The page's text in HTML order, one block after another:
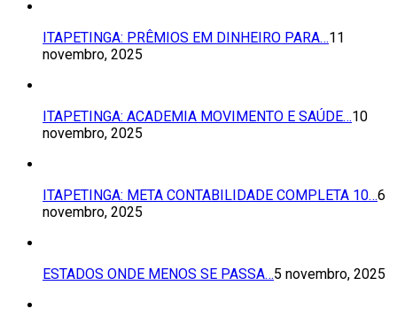
ITAPETINGA: PRÊMIOS EM DINHEIRO PARA…11
novembro, 2025
ITAPETINGA: ACADEMIA MOVIMENTO E SAÚDE…10
novembro, 2025
ITAPETINGA: META CONTABILIDADE COMPLETA 10…6
novembro, 2025
ESTADOS ONDE MENOS SE PASSA…5 novembro, 2025